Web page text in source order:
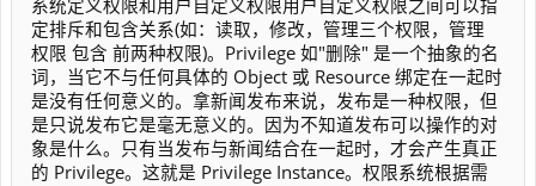
系统定义权限和用户自定义权限用户自定义权限之间可以指
定排斥和包含关系(如：读取，修改，管理三个权限，管理
权限 包含 前两种权限)。Privilege 如"删除" 是一个抽象的名
词，当它不与任何具体的 Object 或 Resource 绑定在一起时
是没有任何意义的。拿新闻发布来说，发布是一种权限，但
是只说发布它是毫无意义的。因为不知道发布可以操作的对
象是什么。只有当发布与新闻结合在一起时，才会产生真正
的 Privilege。这就是 Privilege Instance。权限系统根据需